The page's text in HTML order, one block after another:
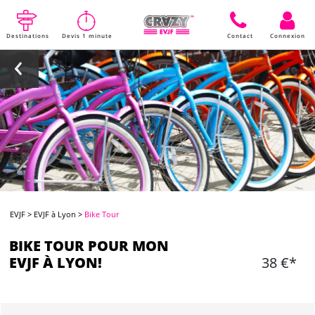
Destinations Devis 1 minute Contact Connexion
EVJF > EVJF à Lyon > Bike Tour
BIKE TOUR POUR MON
EVJF À LYON!
38 €*